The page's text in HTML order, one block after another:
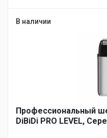
В наличии
Профессиональный
DiBiDi PRO LEVEL,